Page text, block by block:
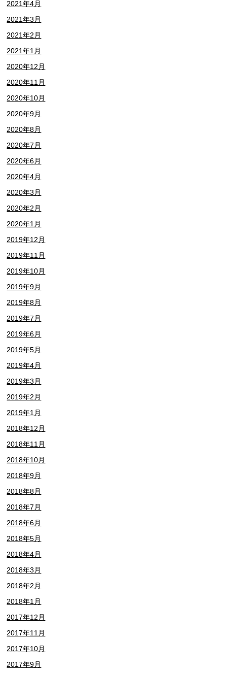
2021年4月
2021年3月
2021年2月
2021年1月
2020年12月
2020年11月
2020年10月
2020年9月
2020年8月
2020年7月
2020年6月
2020年4月
2020年3月
2020年2月
2020年1月
2019年12月
2019年11月
2019年10月
2019年9月
2019年8月
2019年7月
2019年6月
2019年5月
2019年4月
2019年3月
2019年2月
2019年1月
2018年12月
2018年11月
2018年10月
2018年9月
2018年8月
2018年7月
2018年6月
2018年5月
2018年4月
2018年3月
2018年2月
2018年1月
2017年12月
2017年11月
2017年10月
2017年9月